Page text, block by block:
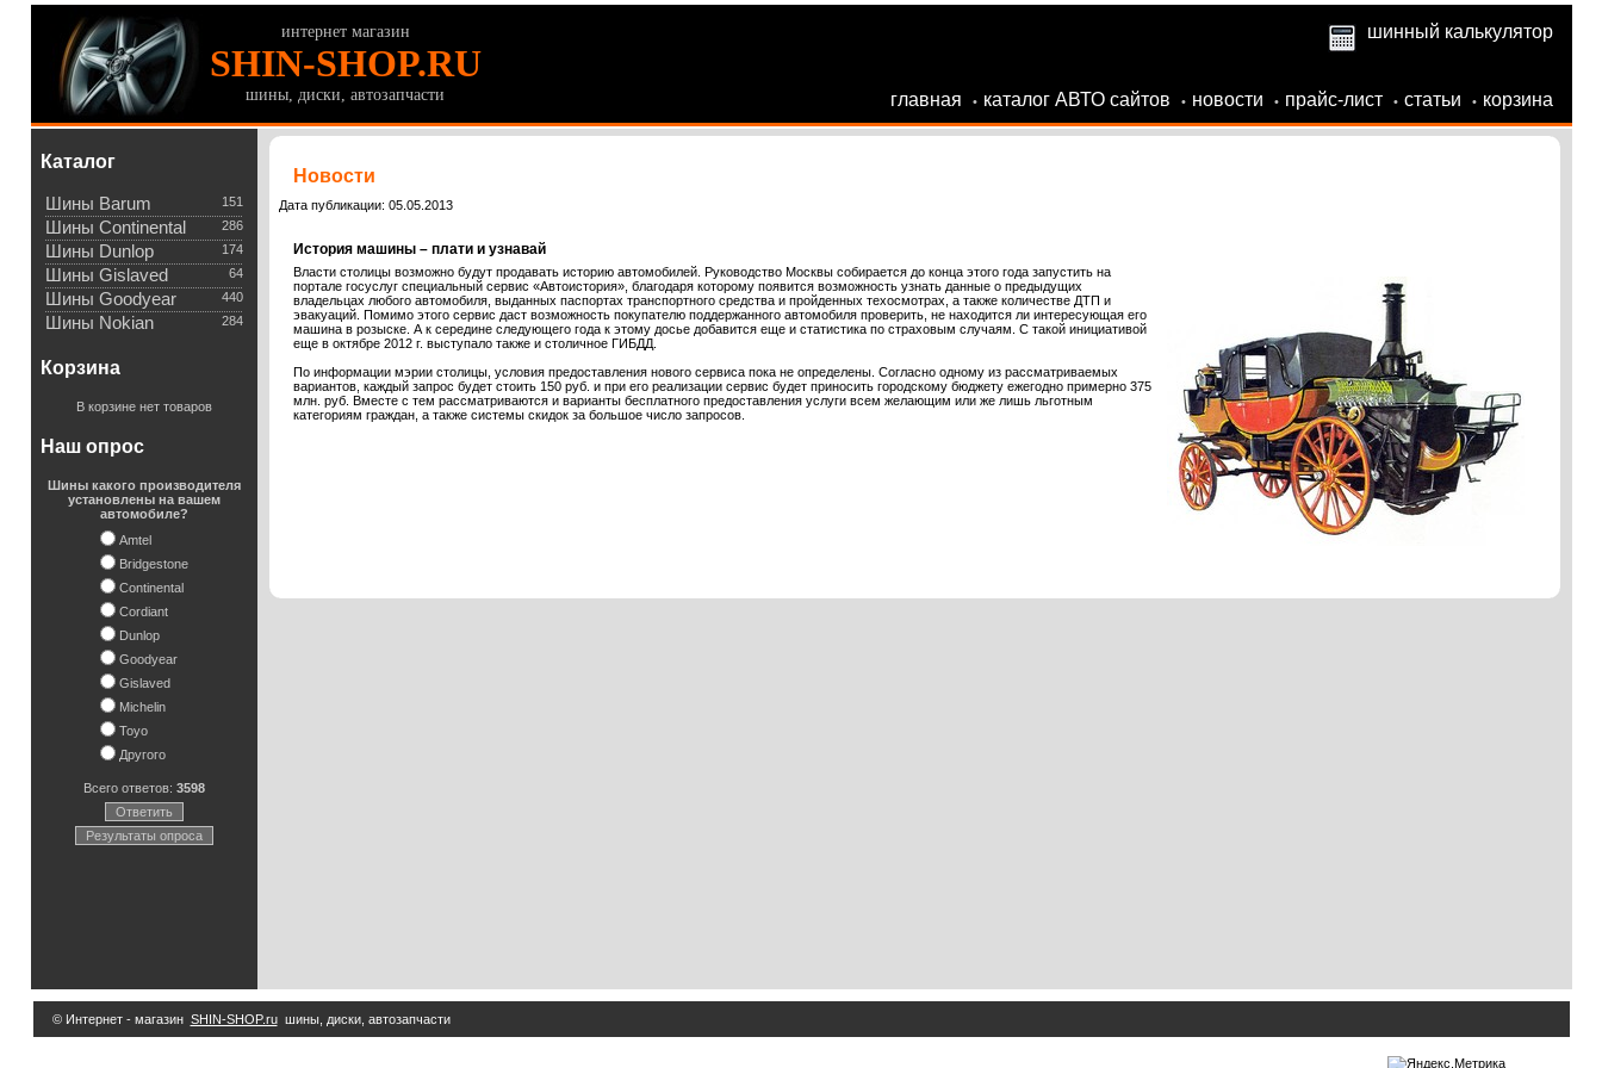
интернет магазин
SHIN-SHOP.RU
шины, диски, автозапчасти
шинный калькулятор
главная • каталог АВТО сайтов • новости • прайс-лист • статьи • корзина
Каталог
151
Шины Barum
286
Шины Continental
174
Шины Dunlop
64
Шины Gislaved
440
Шины Goodyear
284
Шины Nokian
Корзина
В корзине нет товаров
Наш опрос
Шины какого производителя
установлены на вашем
автомобиле?
Amtel
Bridgestone
Continental
Cordiant
Dunlop
Goodyear
Gislaved
Michelin
Toyo
Другого
Всего ответов: 3598
Ответить
Результаты опроса
Новости
Дата публикации: 05.05.2013
История машины – плати и узнавай
Власти столицы возможно будут продавать историю автомобилей. Руководство Москвы собирается до конца этого года запустить на
портале госуслуг специальный сервис «Автоистория», благодаря которому появится возможность узнать данные о предыдущих
владельцах любого автомобиля, выданных паспортах транспортного средства и пройденных техосмотрах, а также количестве ДТП и
эвакуаций. Помимо этого сервис даст возможность покупателю поддержанного автомобиля проверить, не находится ли интересующая его
машина в розыске. А к середине следующего года к этому досье добавится еще и статистика по страховым случаям. С такой инициативой
еще в октябре 2012 г. выступало также и столичное ГИБДД.
По информации мэрии столицы, условия предоставления нового сервиса пока не определены. Согласно одному из рассматриваемых
вариантов, каждый запрос будет стоить 150 руб. и при его реализации сервис будет приносить городскому бюджету ежегодно примерно 375
млн. руб. Вместе с тем рассматриваются и варианты бесплатного предоставления услуги всем желающим или же лишь льготным
категориям граждан, а также системы скидок за большое число запросов.
© Интернет - магазин SHIN-SHOP.ruшины, диски, автозапчасти